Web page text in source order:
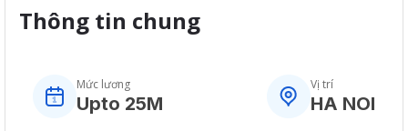
Thông tin chung
Mức lương
Upto 25M
Vị trí
HA NOI